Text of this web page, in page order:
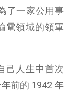
了一家公用事
電領域的領軍
己人生中首次
前的 1942 年